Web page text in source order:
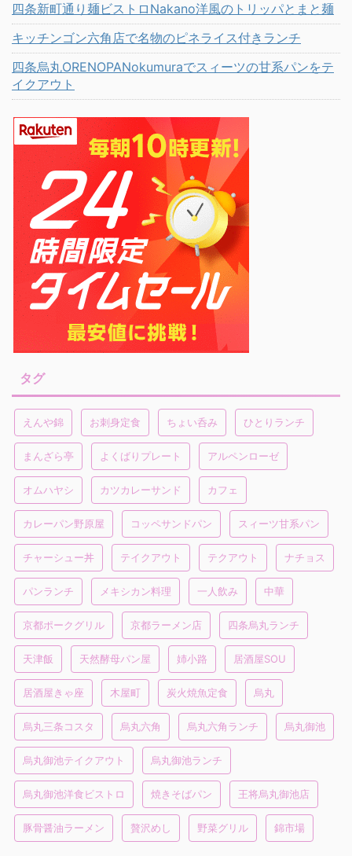
四条新町通り麺ビストロNakano洋風のトリッパとまと麺
キッチンゴン六角店で名物のピネライス付きランチ
四条烏丸ORENOPANokumuraでスィーツの甘系パンをテ
イクアウト
タグ
えんや錦 お刺身定食 ちょい呑み ひとりランチ
まんざら亭 よくばりプレート アルペンローゼ
オムハヤシ カツカレーサンド カフェ
カレーパン野原屋 コッペサンドパン スィーツ甘系パン
チャーシュー丼 テイクアウト テクアウト ナチョス
パンランチ メキシカン料理 一人飲み 中華
京都ポークグリル 京都ラーメン店 四条烏丸ランチ
天津飯 天然酵母パン屋 姉小路 居酒屋SOU
居酒屋きゃ座 木屋町 炭火焼魚定食 烏丸
烏丸三条コスタ 烏丸六角 烏丸六角ランチ 烏丸御池
烏丸御池テイクアウト 烏丸御池ランチ
烏丸御池洋食ビストロ 焼きそばパン 王将烏丸御池店
豚骨醤油ラーメン 贅沢めし 野菜グリル 錦市場